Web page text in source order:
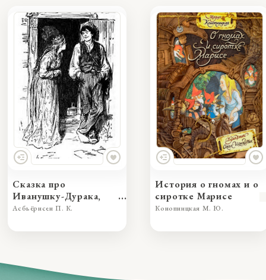
Сказка про
Иванушку-Дурака,
превзошедшего во
Асбьёрнсен П. К.
История о гномах и о
сиротке Марисе
Конопницкая М. Ю.